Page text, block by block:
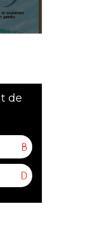
de
B
D